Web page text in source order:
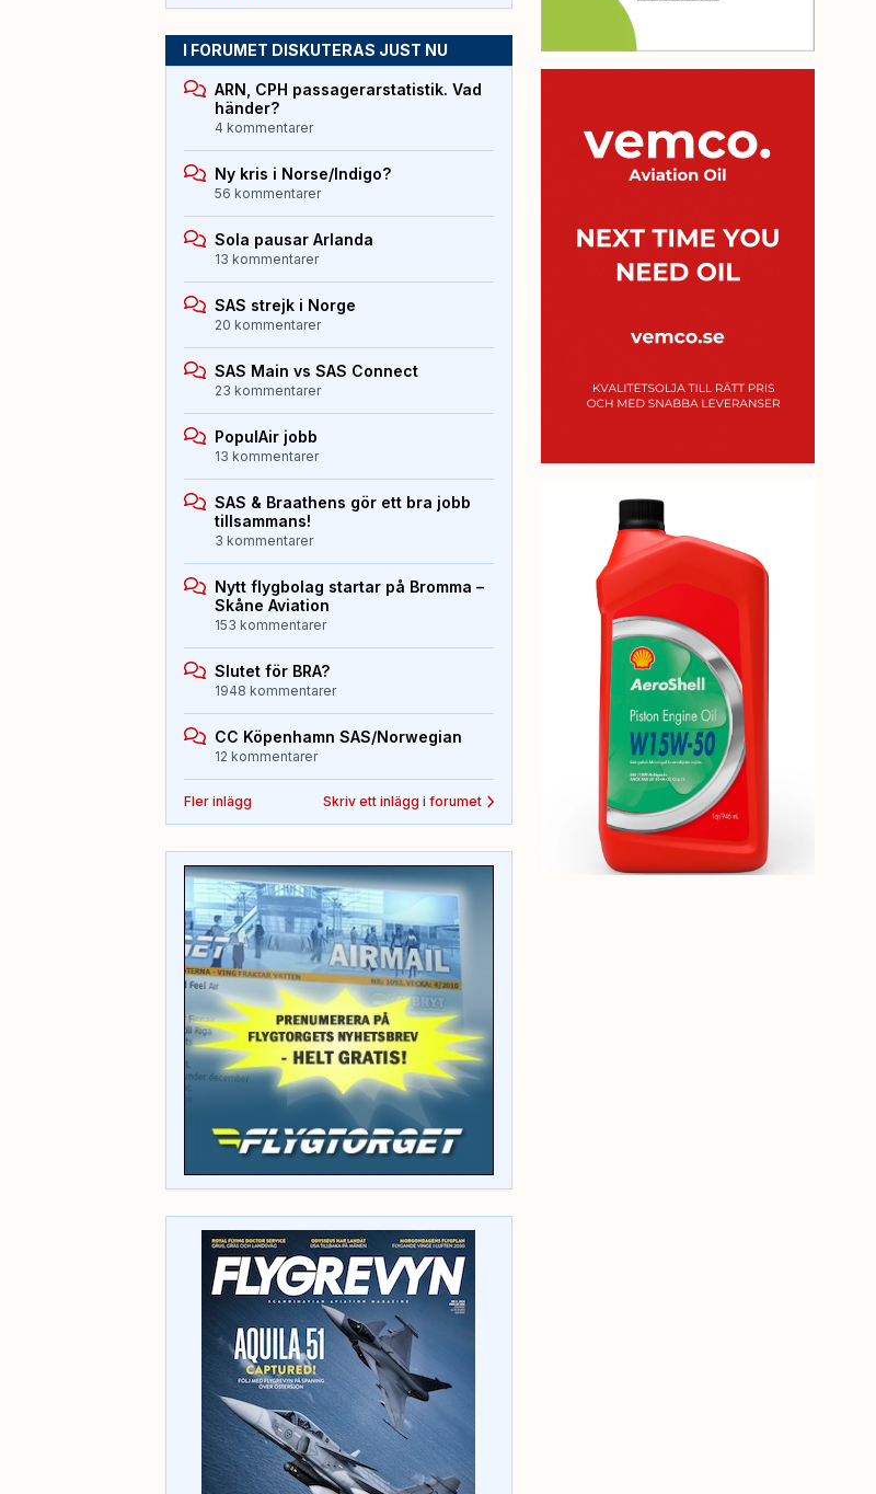
I FORUMET DISKUTERAS JUST NU
ARN, CPH passagerarstatistik. Vad
händer?
4 kommentarer
Ny kris i Norse/Indigo?
56 kommentarer
Sola pausar Arlanda
13 kommentarer
SAS strejk i Norge
20 kommentarer
SAS Main vs SAS Connect
23 kommentarer
PopulAir jobb
13 kommentarer
SAS & Braathens gör ett bra jobb
tillsammans!
3 kommentarer
Nytt flygbolag startar på Bromma –
Skåne Aviation
153 kommentarer
Slutet för BRA?
1948 kommentarer
CC Köpenhamn SAS/Norwegian
12 kommentarer
Fler inlägg Skriv ett inlägg i forumet